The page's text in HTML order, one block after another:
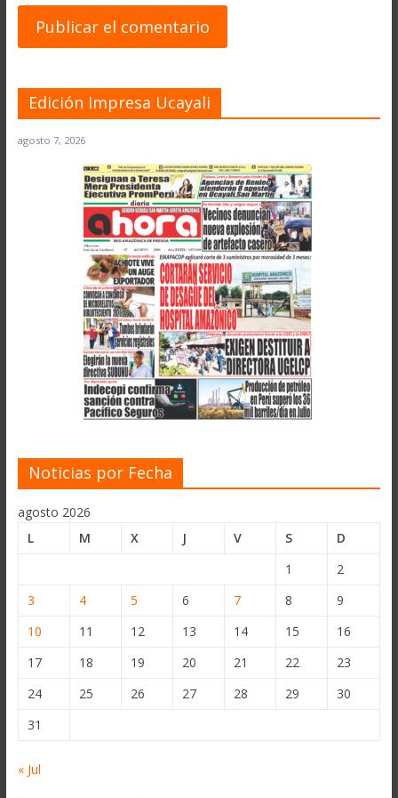
Edición Impresa Ucayali
agosto 7, 2026
Noticias por Fecha
agosto 2026
L
M X J V S
D
1
2
3
4 5 6 7 8
9
10
11 12 13 14 15
16
17
18 19 20 21 22
23
24
25 26 27 28 29
30
31
« Jul